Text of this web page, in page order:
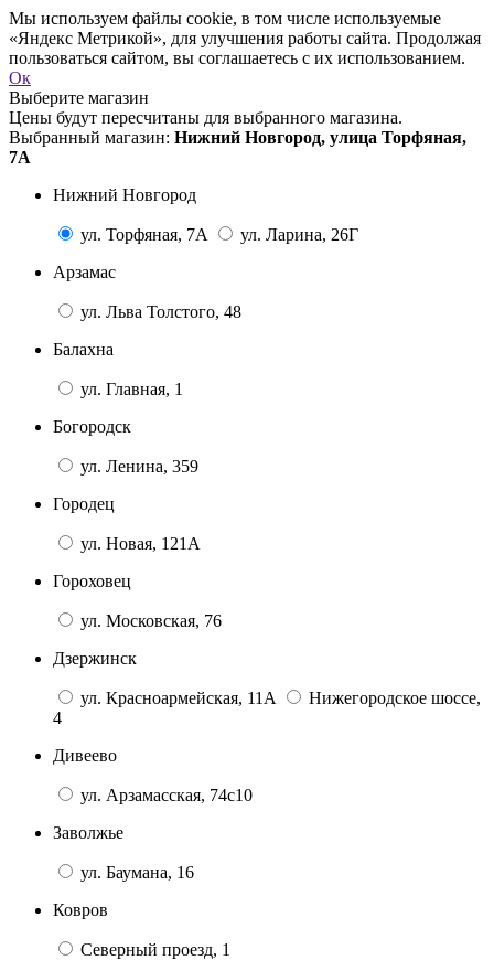
Мы используем файлы cookie, в том числе используемые
«Яндекс Метрикой», для улучшения работы сайта. Продолжая
пользоваться сайтом, вы соглашаетесь с их использованием.
Ок
Выберите магазин
Цены будут пересчитаны для выбранного магазина.
Выбранный магазин: Нижний Новгород, улица Торфяная,
7А
Нижний Новгород
ул. Торфяная, 7А
ул. Ларина, 26Г
Арзамас
ул. Льва Толстого, 48
Балахна
ул. Главная, 1
Богородск
ул. Ленина, 359
Городец
ул. Новая, 121А
Гороховец
ул. Московская, 76
Дзержинск
ул. Красноармейская, 11А
Нижегородское шоссе,
4
Дивеево
ул. Арзамасская, 74с10
Заволжье
ул. Баумана, 16
Ковров
Северный проезд, 1